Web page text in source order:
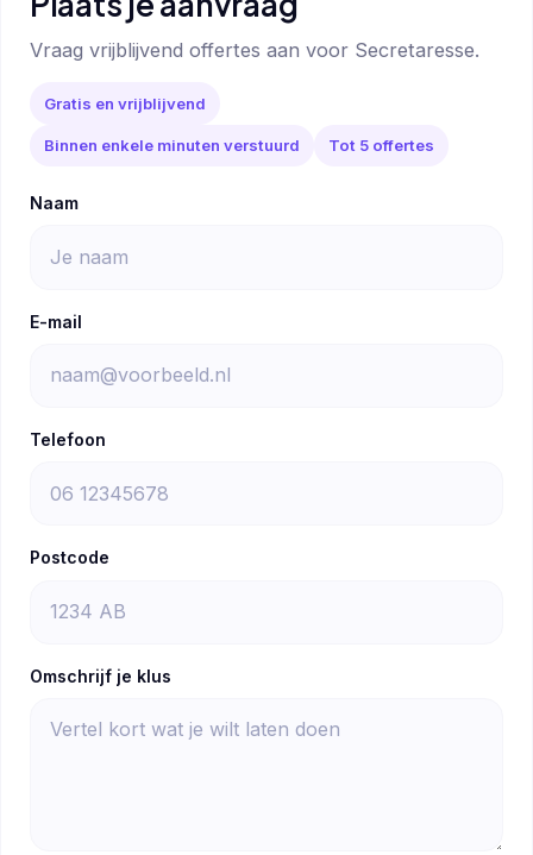
Vraag vrijblijvend offertes aan voor Secretaresse.
Gratis en vrijblijvend
Binnen enkele minuten verstuurd Tot 5 offertes
Naam
E-mail
Telefoon
Postcode
Omschrijf je klus